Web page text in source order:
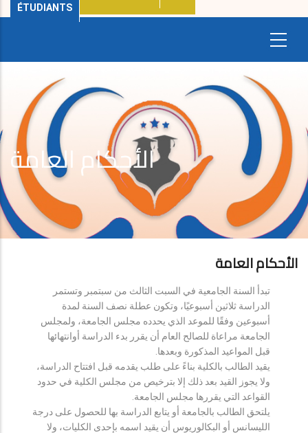
ÉTUDIANTS
الأحكام العامة
الأحكام العامة
تبدأ السنة الجامعية في السبت الثالث من سبتمبر وتستمر
الدراسة ثلاثين أسبوعيًا، وتكون عطلة نصف السنة لمدة
أسبوعين وفقًا للموعد الذي يحدده مجلس الجامعة، ولمجلس
الجامعة مراعاة للصالح العام أن يقرر بدء الدراسة أوانتهائها
قبل المواعيد المذكورة وبعدها.
يقيد الطالب بالكلية بناءً على طلب يقدمه قبل افتتاح الدراسة،
ولا يجوز القيد بعد ذلك إلا بترخيص من مجلس الكلية في حدود
القواعد التي يقررها مجلس الجامعة.
يلتحق الطالب بالجامعة أو يتابع الدراسة بها للحصول على درجة
الليسانس أو البكالوريوس أن يقيد اسمه بإحدى الكليات، ولا